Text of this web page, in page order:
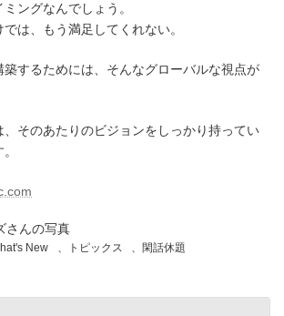
ングなんでしょう。
は、もう満足してくれない。
築するためには、そんなグローバルな視点が
そのあたりのビジョンをしっかり持ってい
New 、 トピックス 、 閑話休題